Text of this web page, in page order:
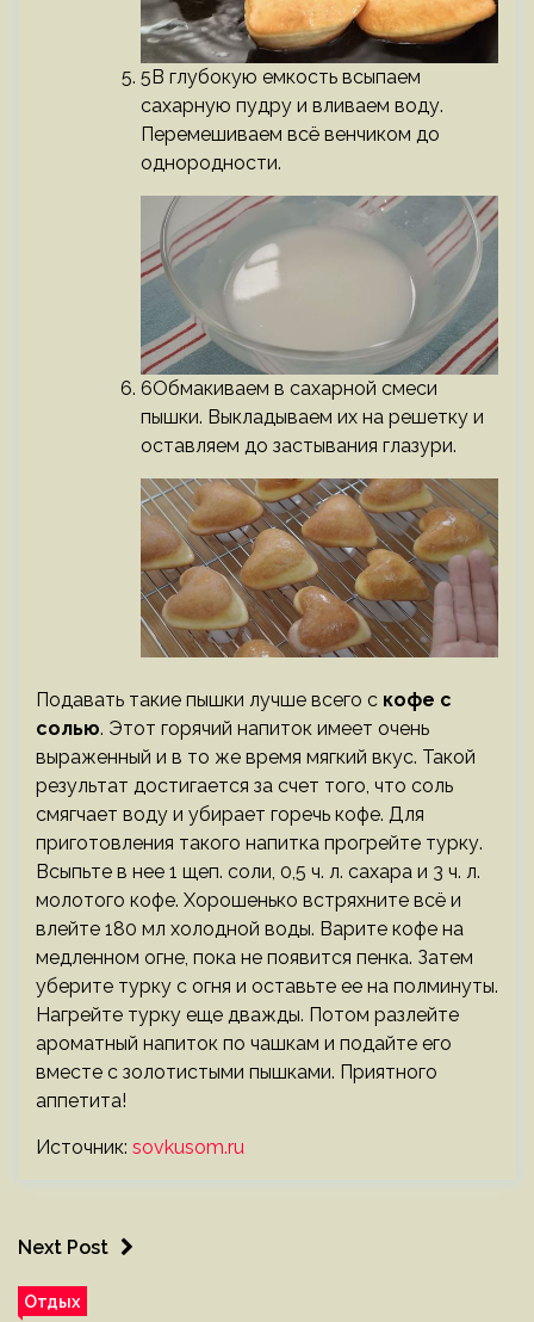
5В глубокую емкость всыпаем
сахарную пудру и вливаем воду.
Перемешиваем всё венчиком до
однородности.
6Обмакиваем в сахарной смеси
пышки. Выкладываем их на решетку и
оставляем до застывания глазури.
Подавать такие пышки лучше всего с кофе с
солью. Этот горячий напиток имеет очень
выраженный и в то же время мягкий вкус. Такой
результат достигается за счет того, что соль
смягчает воду и убирает горечь кофе. Для
приготовления такого напитка прогрейте турку.
Всыпьте в нее 1 щеп. соли, 0,5 ч. л. сахара и 3 ч. л.
молотого кофе. Хорошенько встряхните всё и
влейте 180 мл холодной воды. Варите кофе на
медленном огне, пока не появится пенка. Затем
уберите турку с огня и оставьте ее на полминуты.
Нагрейте турку еще дважды. Потом разлейте
ароматный напиток по чашкам и подайте его
вместе с золотистыми пышками. Приятного
аппетита!
Источник: sovkusom.ru
Next Post
Отдых